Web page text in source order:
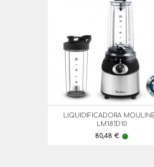
LIQUIDIFICADORA
LM181D10
Preço
80,48 € lens